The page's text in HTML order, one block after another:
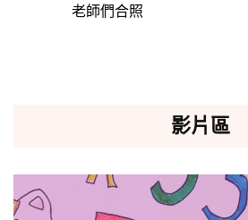
老師們合照
影片區
訊